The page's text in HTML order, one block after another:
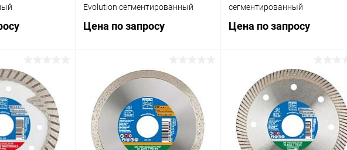
цену
Сравнение
мм
Evolution сегментированный
Цена по запросу
Запросить цену
Купить в 1 клик Сравнение
В избранное
Диаметр круга (диска), мм
сегментированный
Цена по запросу
Запросить цену
Купить в 1 клик Сравнение
В избранное
Диаметр круга (диска), мм